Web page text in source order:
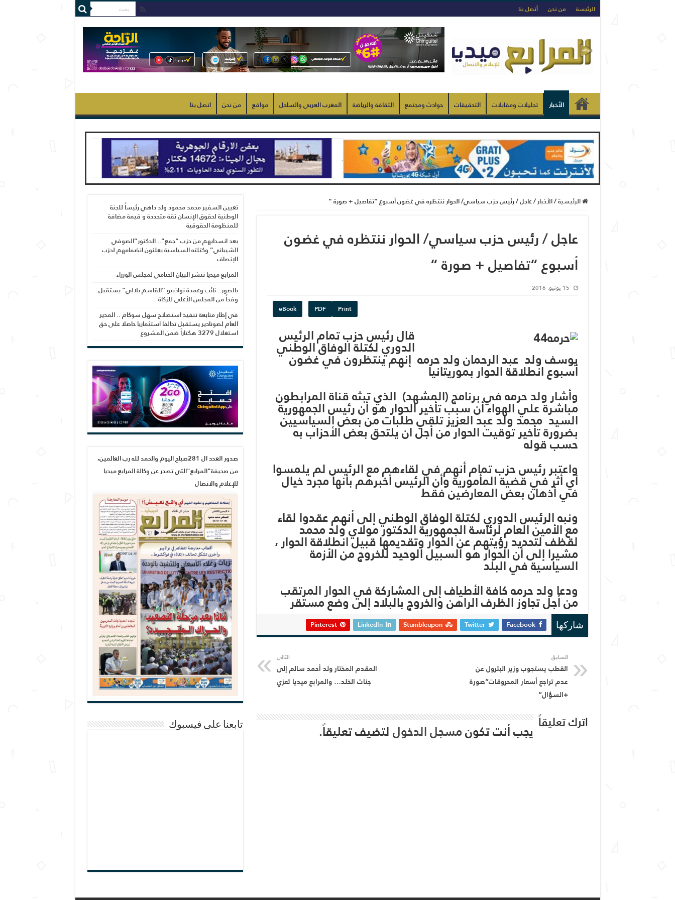
الرئيسة من نحن أتصل بنا
الأخبار تحليلات ومقابلات التحقيقات حوادث ومجتمع الثقافة والرياضة المغرب العربي والساحل مواقع من نحن اتصل بنا
الرئيسية/الأخبار/عاجل / رئيس حزب سياسي/ الحوار ننتظره في غضون أسبوع “تفاصيل + صورة “
عاجل / رئيس حزب سياسي/ الحوار ننتظره في غضون
أسبوع “تفاصيل + صورة “
15 يونيو, 2016
Print
PDF
eBook
قال رئيس حزب تمام الرئيس
الدوري لكتلة الوفاق الوطني
يوسف ولد عبد الرحمان ولد حرمه إنهم ينتظرون في غضون
أسبوع انطلاقة الحوار بموريتانيا
وأشار ولد حرمه في برنامج (المشهد) الذي تبثه قناة المرابطون
مباشرة علي الهواء أن سبب تأخير الحوار هو أن رئيس الجمهورية
السيد محمد ولد عبد العزيز تلقي طلبات من بعض السياسيين
بضرورة تأخير توقيت الحوار من أجل ان يلتحق بعض الأحزاب به
حسب قوله
واعتبر رئيس حزب تمام أنهم في لقاءهم مع الرئيس لم يلمسوا
أي أثر في قضية المأمورية وأن الرئيس أخبرهم بأنها مجرد خيال
في أذهان بعض المعارضين فقط
ونبه الرئيس الدوري لكتلة الوفاق الوطني إلى أنهم عقدوا لقاء
مع الأمين العام لرئاسة الجمهورية الدكتور مولاي ولد محمد
لقظف لتحديد رؤيتهم عن الحوار وتقديمها قبيل انطلاقة الحوار ،
مشيرا إلى أن الحوار هو السبيل الوحيد للخروج من الأزمة
السياسية في البلد
ودعا ولد حرمه كافة الأطياف إلى المشاركة في الحوار المرتقب
من أجل تجاوز الظرف الراهن والخروج بالبلاد إلى وضع مستقر
شاركها Facebook
Twitter
Stumbleupon
LinkedIn
Pinterest
السابق
القطب يستجوب وزير البترول عن
عدم تراجع أسعار المحروقات”صورة
+السؤال”
التالي
المقدم المختار ولد أحمد سالم إلى
جنات الخلد… والمرابع ميديا تعزي
اترك تعليقاً يجب أنت تكونمسجل الدخوللتضيف تعليقاً.
تعيين السفير محمد محمود ولد داهي رئيساً للجنة
الوطنية لحقوق الإنسان ثقة متجددة و قيمة مضافة
للمنظومة الحقوقية
بعد انسحابهم من حزب “جمع”.. الدكتور”الصوفي
الشيباني” وكتلته السياسية يعلنون انضمامهم لحزب
الإنصاف
المرابع ميديا تنشر البيان الختامي لمجلس الوزراء
بالصور.. نائب وعمدة نواذيبو “القاسم بلالي” يستقبل
وفداً من المجلس الأعلى للزكاة
في إطار متابعة تنفيذ استصلاح سهل سوكام .. المدير
العام لصونادير يستقبل تحالفا استثماريا حاصلا على حق
استغلال 3279 هكتاراً ضمن المشروع
صدور العدد ال 281صباح اليوم والحمد لله رب العالمين،
من صحيفة"المرابع"التي تصدر عن وكالة المرابع ميديا
للإعلام والاتصال
تابعنا على فيسبوك